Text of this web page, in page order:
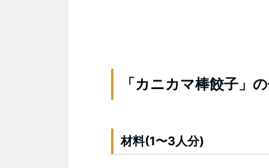
「カニカマ棒餃子」
材料(1〜3人分)